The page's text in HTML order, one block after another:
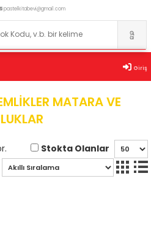
pastelkitabevi@gmail.com
Giriş
MATARA VE
Stokta Olanlar